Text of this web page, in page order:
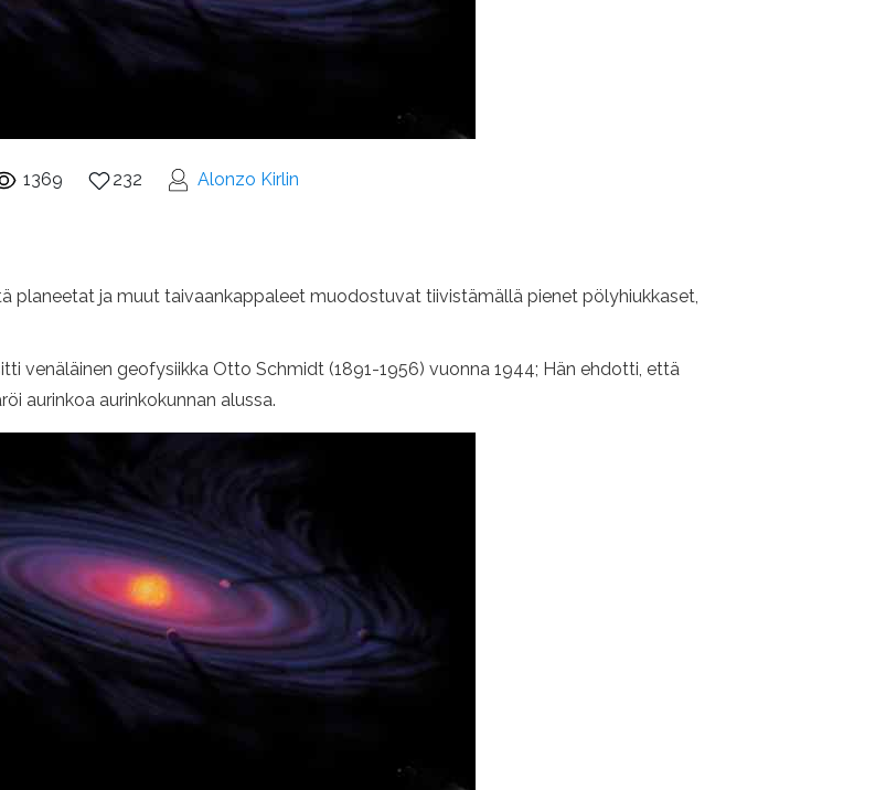
1369 232 Alonzo Kirlin
planeetat ja muut taivaankappaleet muodostuvat tiivistämällä pienet pölyhiukkaset,
venäläinen geofysiikka Otto Schmidt (1891-1956) vuonna 1944; Hän ehdotti, että
aurinkoa aurinkokunnan alussa.